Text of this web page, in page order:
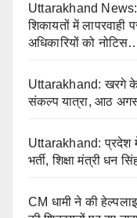
Uttarakhand News:
शिकायतों में लापरवाही
अधिकारियों को
Uttarakhand: खरगे के
संकल्प यात्रा, आठ
Uttarakhand: प्रदेश
भर्ती, शिक्षा मंत्री धन
CM धामी ने की